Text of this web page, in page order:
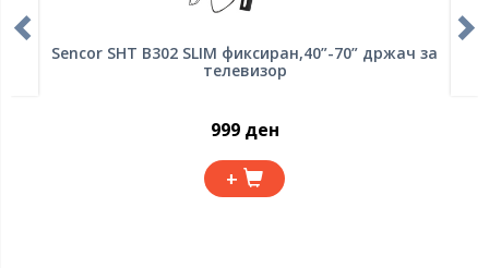
Sencor SHT B302 SLIM фиксиран,40”-70” држач за
телевизор
999 ден
+